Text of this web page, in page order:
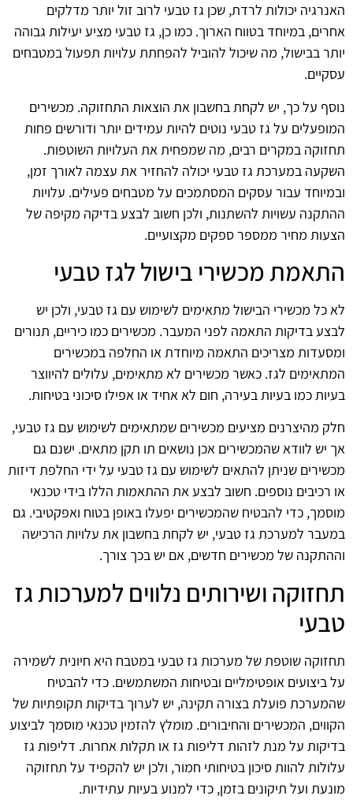
האנרגיה יכולות לרדת, שכן גז טבעי לרוב זול יותר מדלקים
אחרים, במיוחד בטווח הארוך. כמו כן, גז טבעי מציע יעילות גבוהה
יותר בבישול, מה שיכול להוביל להפחתת עלויות תפעול במטבחים
עסקיים.
נוסף על כך, יש לקחת בחשבון את הוצאות התחזוקה. מכשירים
המופעלים על גז טבעי נוטים להיות עמידים יותר ודורשים פחות
תחזוקה במקרים רבים, מה שמפחית את העלויות השוטפות.
השקעה במערכת גז טבעי יכולה להחזיר את עצמה לאורך זמן,
ובמיוחד עבור עסקים המסתמכים על מטבחים פעילים. עלויות
ההתקנה עשויות להשתנות, ולכן חשוב לבצע בדיקה מקיפה של
הצעות מחיר ממספר ספקים מקצועיים.
התאמת מכשירי בישול לגז טבעי
לא כל מכשירי הבישול מתאימים לשימוש עם גז טבעי, ולכן יש
לבצע בדיקות התאמה לפני המעבר. מכשירים כמו כיריים, תנורים
ומסעדות מצריכים התאמה מיוחדת או החלפה במכשירים
המתאימים לגז. כאשר מכשירים לא מתאימים, עלולים להיווצר
בעיות כמו בעיות בעירה, חום לא אחיד או אפילו סיכוני בטיחות.
חלק מהיצרנים מציעים מכשירים שמתאימים לשימוש עם גז טבעי,
אך יש לוודא שהמכשירים אכן נושאים תו תקן מתאים. ישנם גם
מכשירים שניתן להתאים לשימוש עם גז טבעי על ידי החלפת דיזות
או רכיבים נוספים. חשוב לבצע את ההתאמות הללו בידי טכנאי
מוסמך, כדי להבטיח שהמכשירים יפעלו באופן בטוח ואפקטיבי. גם
במעבר למערכת גז טבעי, יש לקחת בחשבון את עלויות הרכישה
וההתקנה של מכשירים חדשים, אם יש בכך צורך.
תחזוקה ושירותים נלווים למערכות גז
טבעי
תחזוקה שוטפת של מערכות גז טבעי במטבח היא חיונית לשמירה
על ביצועים אופטימליים ובטיחות המשתמשים. כדי להבטיח
שהמערכת פועלת בצורה תקינה, יש לערוך בדיקות תקופתיות של
הקווים, המכשירים והחיבורים. מומלץ להזמין טכנאי מוסמך לביצוע
בדיקות על מנת לזהות דליפות גז או תקלות אחרות. דליפות גז
עלולות להוות סיכון בטיחותי חמור, ולכן יש להקפיד על תחזוקה
מונעת ועל תיקונים בזמן, כדי למנוע בעיות עתידיות.